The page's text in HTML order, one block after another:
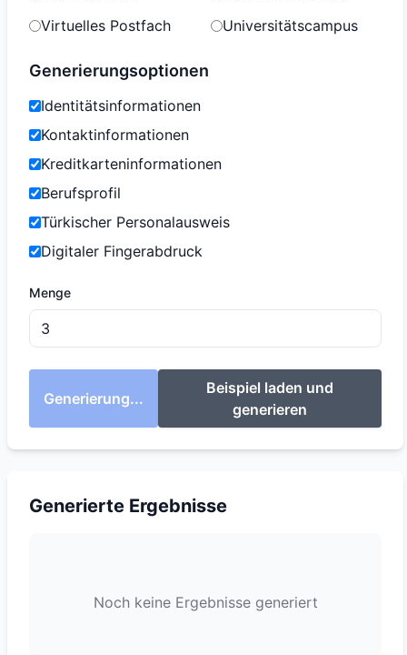
Virtuelles Postfach
Universitätscampus
Generierungsoptionen
Identitätsinformationen
Kontaktinformationen
Kreditkarteninformationen
Berufsprofil
Türkischer Personalausweis
Digitaler Fingerabdruck
Menge
Generierung...
Beispiel laden und
generieren
Generierte Ergebnisse
Noch keine Ergebnisse generiert